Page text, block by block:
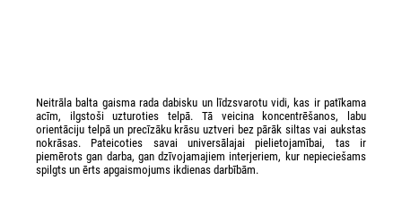
Neitrāla balta gaisma rada dabisku un līdzsvarotu vidi, kas ir patīkama
acīm, ilgstoši uzturoties telpā. Tā veicina koncentrēšanos, labu
orientāciju telpā un precīzāku krāsu uztveri bez pārāk siltas vai aukstas
nokrāsas. Pateicoties savai universālajai pielietojamībai, tas ir
piemērots gan darba, gan dzīvojamajiem interjeriem, kur nepieciešams
spilgts un ērts apgaismojums ikdienas darbībām.